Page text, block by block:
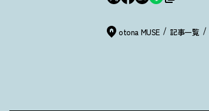
otona MUSE 記事一覧